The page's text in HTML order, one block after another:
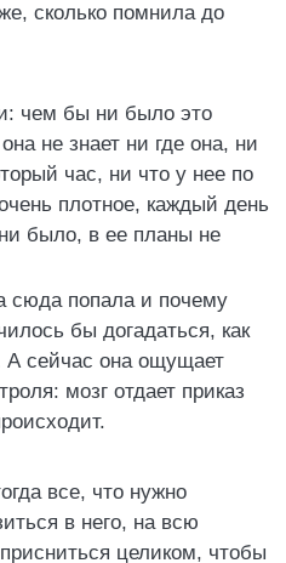
сколько помнила до
чем бы ни было это
не знает ни где она, ни
час, ни что у нее по
плотное, каждый день
было, в ее планы не
сюда попала и почему
бы догадаться, как
А сейчас она ощущает
мозг отдает приказ
все, что нужно
в него, на всю
целиком, чтобы